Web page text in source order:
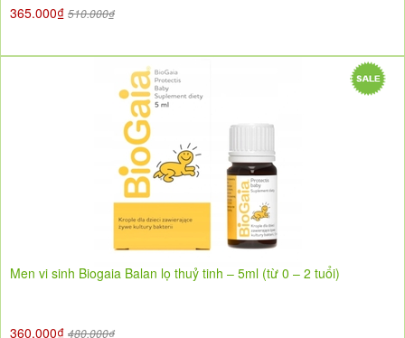
365.000₫ 510.000₫
Men vi sinh Biogaia Balan lọ thuỷ tinh – 5ml (từ 0 – 2 tuổi)
360.000₫ 480.000₫